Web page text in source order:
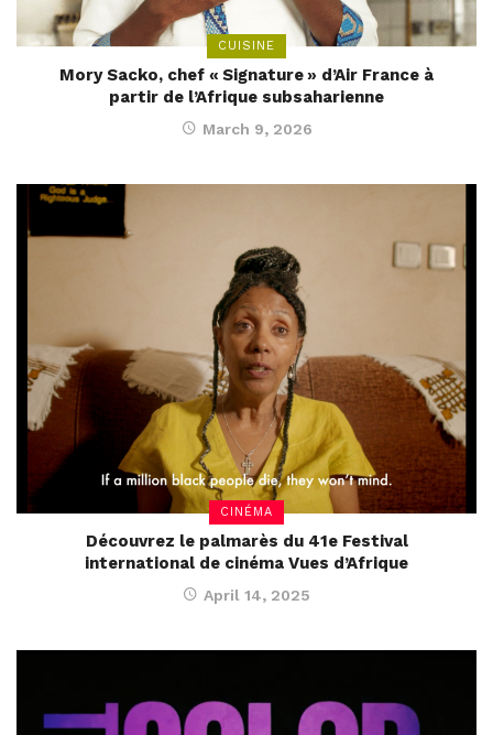
CUISINE
Mory Sacko, chef « Signature » d’Air France à
partir de l’Afrique subsaharienne
March 9, 2026
CINÉMA
Découvrez le palmarès du 41e Festival
international de cinéma Vues d’Afrique
April 14, 2025